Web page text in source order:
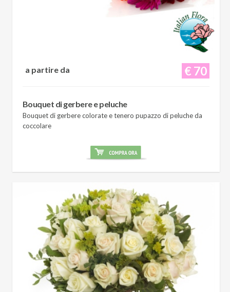
€ 70
a partire da
Bouquet di gerbere e peluche
Bouquet di gerbere colorate e tenero pupazzo di peluche da
coccolare